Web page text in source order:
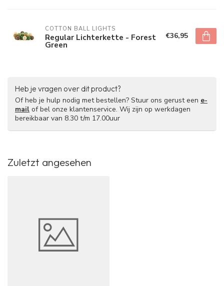
COTTON BALL LIGHTS
Regular Lichterkette - Forest
Green
€36,95
Heb je vragen over dit product?
Of heb je hulp nodig met bestellen? Stuur ons gerust een e-
mail of bel onze klantenservice. Wij zijn op werkdagen
bereikbaar van 8.30 t/m 17.00uur
Zuletzt angesehen